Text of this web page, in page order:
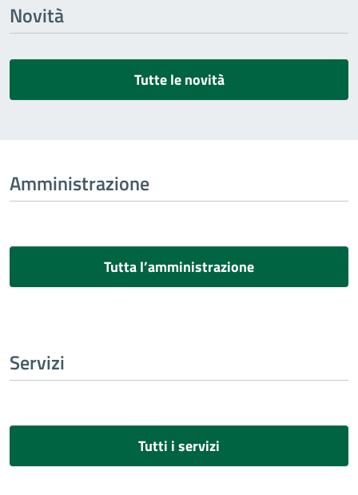
Novità
Tutte le novità
Amministrazione
Tutta l’amministrazione
Servizi
Tutti i servizi